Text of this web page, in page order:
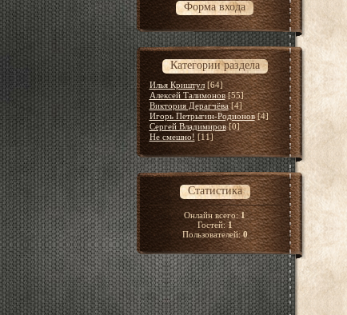
Форма входа
Категории раздела
Илья Криштул [64]
Алексей Талимонов [55]
Виктория Дерагчёва [4]
Игорь Петрыгин-Родионов [4]
Сергей Владимиров [0]
Не смешно! [11]
Статистика
Онлайн всего:1
Гостей:1
Пользователей:0